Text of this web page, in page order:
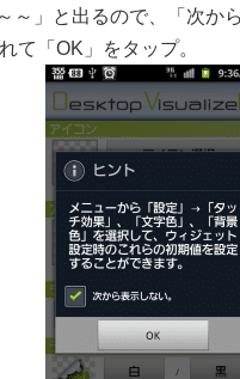
～」と出るので、「次か
て「OK」をタップ。